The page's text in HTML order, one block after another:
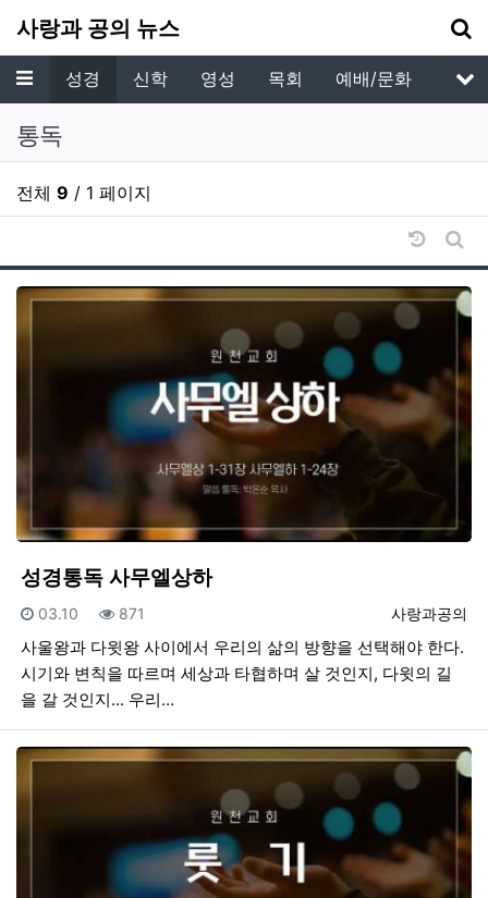
사랑과 공의 뉴스
메뉴 성경 신학 영성 목회 예배/문화
교육
통독
전체 9 / 1 페이지
날짜순
게
성경통독 사무엘상하
등록자
사랑과공의
등록일
03.10 조회
871
사울왕과 다윗왕 사이에서 우리의 삶의 방향을 선택해야 한다.
시기와 변칙을 따르며 세상과 타협하며 살 것인지, 다윗의 길
을 갈 것인지... 우리…